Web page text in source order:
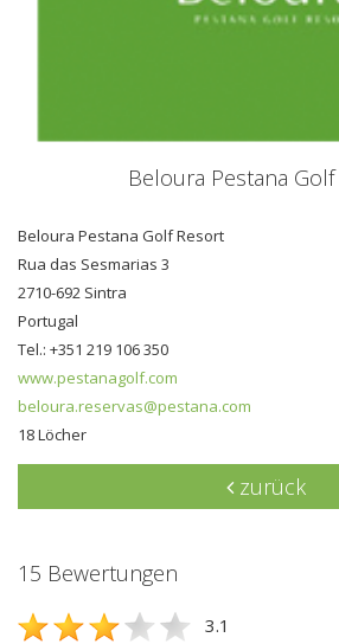
Beloura Pestana
Beloura Pestana Golf Resort
Rua das Sesmarias 3
2710-692 Sintra
Portugal
Tel.: +351 219 106 350
www.pestanagolf.com
beloura.reservas@pestana.com
18 Löcher
zurück
15 Bewertungen
3.1